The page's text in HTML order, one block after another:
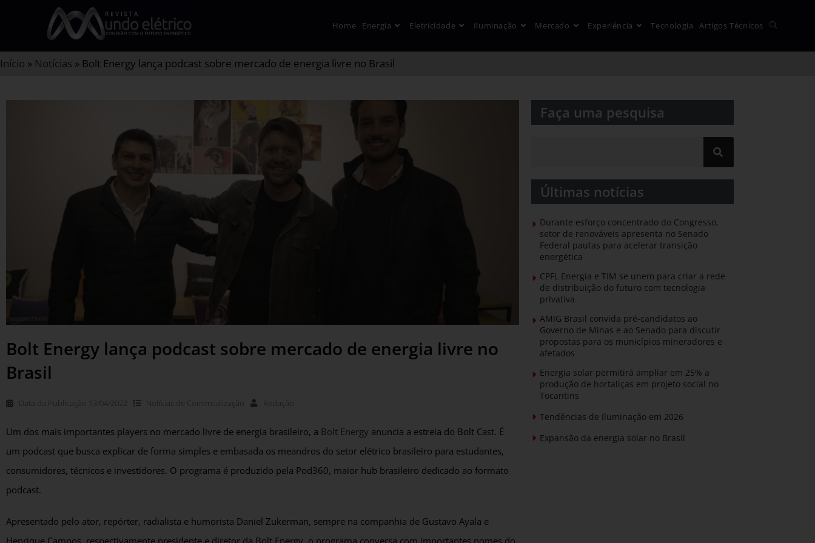
Home Energia Eletricidade Iluminação Mercado Experiência Tecnologia Artigos Técnicos
Início » Notícias » Bolt Energy lança podcast sobre mercado de energia livre no Brasil
Bolt Energy lança podcast sobre mercado de energia livre no
Brasil
Data da Publicação 13/04/2022 Notícias de Comercialização Redação
Um dos mais importantes players no mercado livre de energia brasileiro, a Bolt Energy anuncia a estreia do Bolt Cast. É
um podcast que busca explicar de forma simples e embasada os meandros do setor elétrico brasileiro para estudantes,
consumidores, técnicos e investidores. O programa é produzido pela Pod360, maior hub brasileiro dedicado ao formato
podcast.
Apresentado pelo ator, repórter, radialista e humorista Daniel Zukerman, sempre na companhia de Gustavo Ayala e
Faça uma pesquisa​​
Últimas notícias
Durante esforço concentrado do Congresso,
setor de renováveis apresenta no Senado
Federal pautas para acelerar transição
energética
CPFL Energia e TIM se unem para criar a rede
de distribuição do futuro com tecnologia
privativa
AMIG Brasil convida pré-candidatos ao
Governo de Minas e ao Senado para discutir
propostas para os municípios mineradores e
afetados
Energia solar permitirá ampliar em 25% a
produção de hortaliças em projeto social no
Tocantins
Tendências de Iluminação em 2026
Expansão da energia solar no Brasil